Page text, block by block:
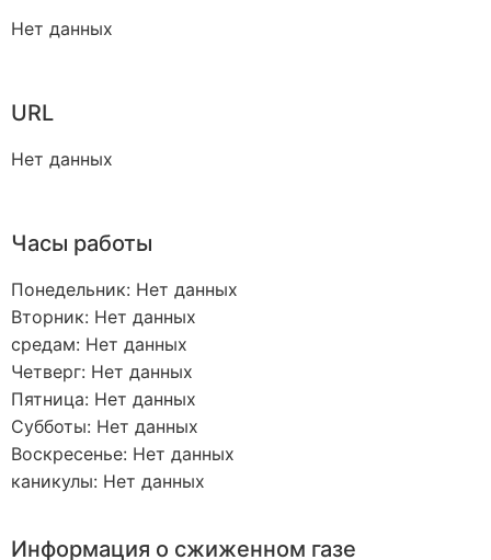
Нет данных
URL
Нет данных
Часы работы
Понедельник: Нет данных
Вторник: Нет данных
средам: Нет данных
Четверг: Нет данных
Пятница: Нет данных
Субботы: Нет данных
Воскресенье: Нет данных
каникулы: Нет данных
Информация о сжиженном газе